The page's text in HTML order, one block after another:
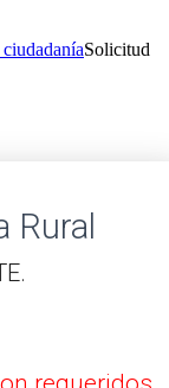
Solicitud
Rural